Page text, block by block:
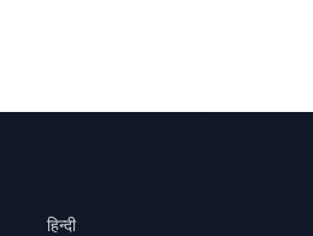
हिन्दी